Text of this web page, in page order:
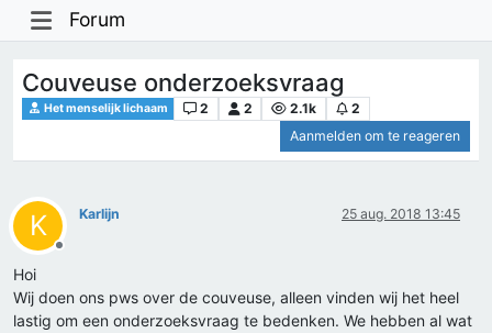
Forum
Couveuse onderzoeksvraag
Het menselijk lichaam 2 2 2.1k
2
Aanmelden om te reageren
K
Offline
Karlijn 25 aug. 2018 13:45
Hoi
Wij doen ons pws over de couveuse, alleen vinden wij het heel
lastig om een onderzoeksvraag te bedenken. We hebben al wat